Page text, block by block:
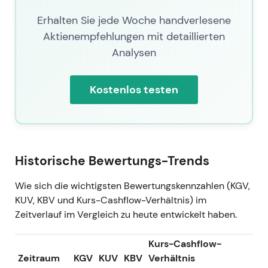
[20]
11. Juli 2026
Aktueller Aktienkurs von GEA: 60,1.
Der Kurs spiegelt die kumulativen Effekte einer
mehrjährigen Margenausweitung, starker
Free-Cashflow-Generierung, zwei
GEA als wertschaffender, margengetriebener
Technisch: Ausgedehnter mehrjähriger
Aufwärtstrend bis auf das aktuelle Niveau,
getragen von der durch Rückkäufe bedingten
Streubesitzreduzierung und verbesserten
[36],[35].
Erhalten Sie jede Woche handverlesene
Aktienempfehlungen mit detaillierten
Analysen
Kostenlos testen
Historische Bewertungs-Trends
Wie sich die wichtigsten Bewertungskennzahlen (KGV,
KUV, KBV und Kurs-Cashflow-Verhältnis) im
Zeitverlauf im Vergleich zu heute entwickelt haben.
Zeitraum KGV KUV KBV
Kurs-Cashflow-
Verhältnis